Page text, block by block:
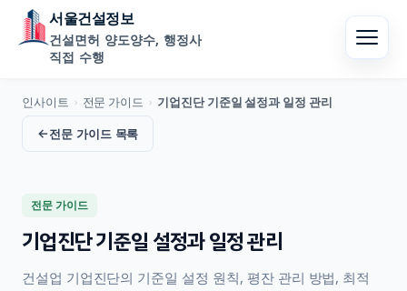
서울건설정보
건설면허 양도양수, 행정사
직접 수행
인사이트 › 전문 가이드 › 기업진단 기준일 설정과 일정 관리
←전문 가이드목록
전문 가이드
기업진단 기준일 설정과 일정 관리
건설업 기업진단의 기준일 설정 원칙, 평잔 관리 방법, 최적